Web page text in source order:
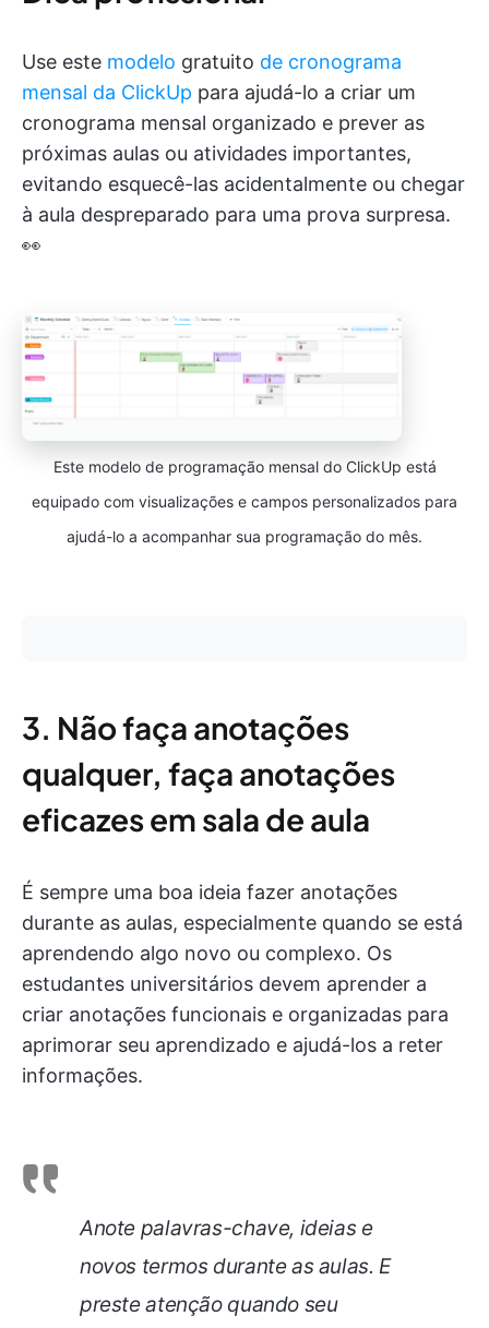
Use este modelo gratuito de cronograma
mensal da ClickUp para ajudá-lo a criar um
cronograma mensal organizado e prever as
próximas aulas ou atividades importantes,
evitando esquecê-las acidentalmente ou chegar
à aula despreparado para uma prova surpresa.
👀
Este modelo de programação mensal do ClickUp está
equipado com visualizações e campos personalizados para
ajudá-lo a acompanhar sua programação do mês.
3. Não faça anotações
qualquer, faça anotações
eficazes em sala de aula
É sempre uma boa ideia fazer anotações
durante as aulas, especialmente quando se está
aprendendo algo novo ou complexo. Os
estudantes universitários devem aprender a
criar anotações funcionais e organizadas para
aprimorar seu aprendizado e ajudá-los a reter
informações.
Anote palavras-chave, ideias e
novos termos durante as aulas. E
preste atenção quando seu